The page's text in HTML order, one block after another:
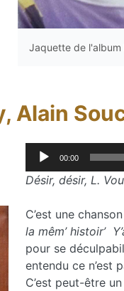
Jaquette de
Alain
Lecteur00:00
Désir, désir, L.
C’est une
la mêm’ histoir’
pour se
entendu ce n’est
C’est peut-être